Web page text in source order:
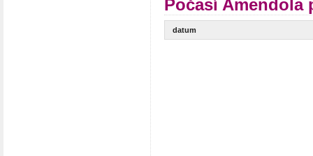
Počasí Amendola
datum